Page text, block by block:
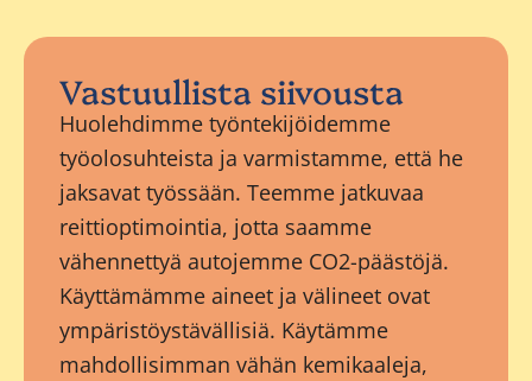
Vastuullista siivousta
Huolehdimme työntekijöidemme
työolosuhteista ja varmistamme, että he
jaksavat työssään. Teemme jatkuvaa
reittioptimointia, jotta saamme
vähennettyä autojemme CO2-päästöjä.
Käyttämämme aineet ja välineet ovat
ympäristöystävällisiä. Käytämme
mahdollisimman vähän kemikaaleja,